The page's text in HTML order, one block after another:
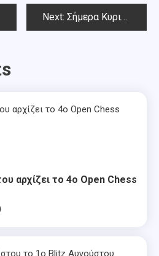
Next: Σήμερα Κυριακή 15 Μαρτίου, το 2ο Blitz Μαρτίου Chess Square 2026
αρχίζει το 4ο Open Chess